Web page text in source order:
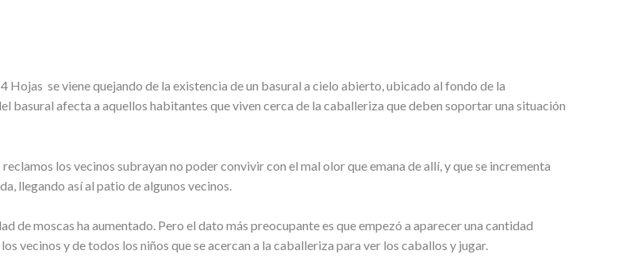
se viene quejando de la existencia de un basural a cielo abierto, ubicado al fondo de la
basural afecta a aquellos habitantes que viven cerca de la caballeriza que deben soportar una situación
los vecinos subrayan no poder convivir con el mal olor que emana de allí, y que se incrementa
llegando así al patio de algunos vecinos.
de moscas ha aumentado. Pero el dato más preocupante es que empezó a aparecer una cantidad
vecinos y de todos los niños que se acercan a la caballeriza para ver los caballos y jugar.